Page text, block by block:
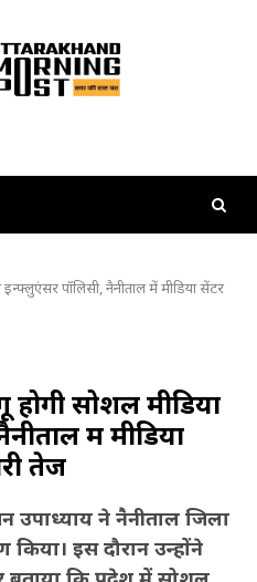
पॉलिसी, नैनीताल में मीडिया सेंटर
सोशल मीडिया
में मीडिया
तेज
उपाध्याय ने नैनीताल जिला
किया। इस दौरान उन्होंने